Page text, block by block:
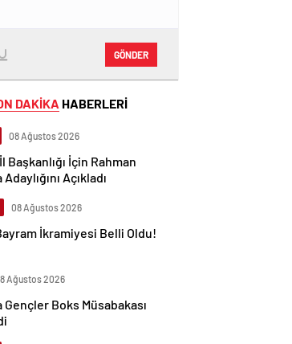
GÖNDER
DAKİKA HABERLERİ
08 Ağustos 2026
Başkanlığı İçin Rahman
Adaylığını Açıkladı
08 Ağustos 2026
İkramiyesi Belli Oldu!
Ağustos 2026
Gençler Boks Müsabakası